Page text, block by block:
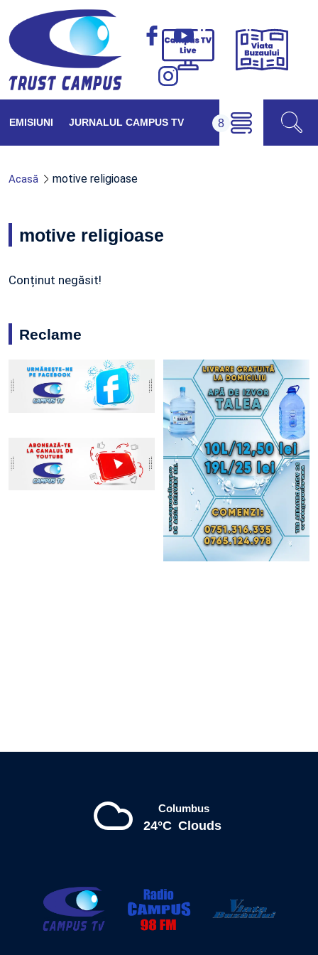
Campus
Viața
EMISIUNI JURNALUL CAMPUS TV
Acasă motive religioase
motive religioase
Conținut negăsit!
Reclame
Columbus
24°C Clouds